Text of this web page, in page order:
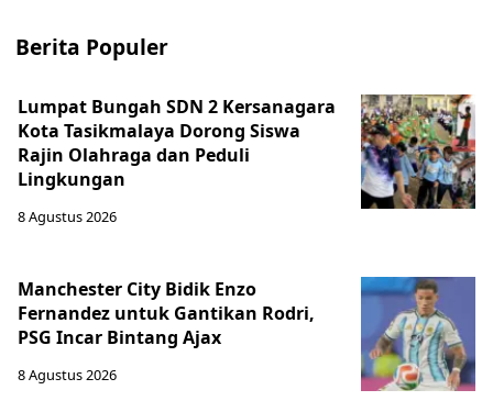
Berita Populer
Lumpat Bungah SDN 2 Kersanagara
Kota Tasikmalaya Dorong Siswa
Rajin Olahraga dan Peduli
Lingkungan
8 Agustus 2026
Manchester City Bidik Enzo
Fernandez untuk Gantikan Rodri,
PSG Incar Bintang Ajax
8 Agustus 2026